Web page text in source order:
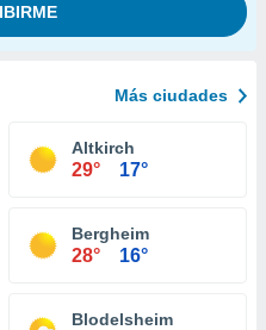
Más ciudades
Altkirch
29° 17°
Bergheim
28° 16°
Blodelsheim